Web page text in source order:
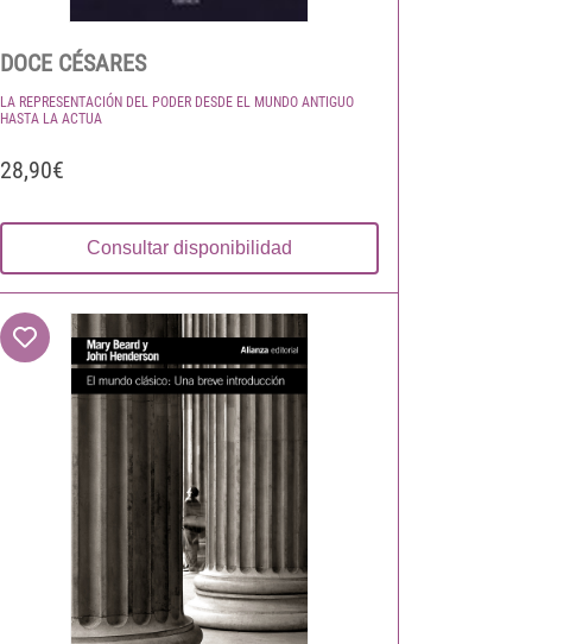
DOCE CÉSARES
LA REPRESENTACIÓN DEL PODER DESDE EL MUNDO ANTIGUO
HASTA LA ACTUA
28,90€
Consultar disponibilidad